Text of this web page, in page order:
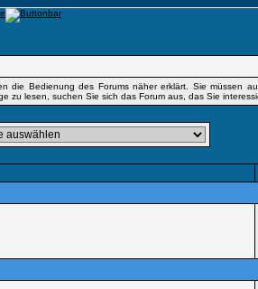
die Bedienung des Forums näher erklärt. Sie müssen
zu lesen, suchen Sie sich das Forum aus, das Sie